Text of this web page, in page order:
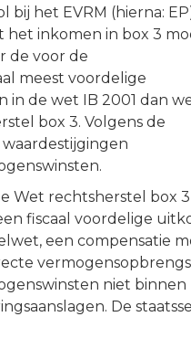
bij het EVRM (hierna:
het inkomen in box 3
de voor de
meest voordelige
in de wet IB 2001 dan
box 3. Volgens de
Wet rechtsherstel box 3
fiscaal voordelige
een compensatie
niet
De